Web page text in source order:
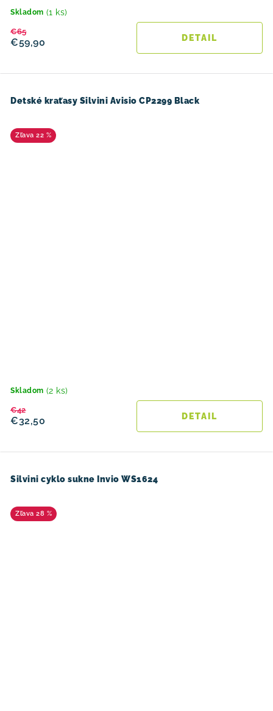
Skladom (1 ks)
€59,90
€65
DETAIL
Detské kraťasy Silvini Avisio CP2299 Black
22 %
Skladom (2 ks)
€32,50
€42
DETAIL
Silvini cyklo sukne Invio WS1624
28 %